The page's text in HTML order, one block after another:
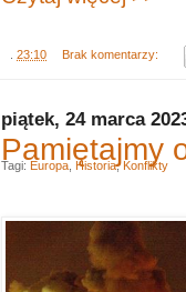
23:10 Brak komentarzy:
piątek, 24 marca
Pamiętajmy
Tagi: Europa Historia,Konflikty